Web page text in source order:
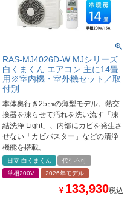
RAS-MJ4026D-W MJシリーズ
白くまくん エアコン 主に14畳
用※室内機・室外機セット／取
付別
本体奥行き25㎝の薄型モデル。熱交
換器を凍らせて汚れを洗い流す「凍
結洗浄 Light」、内部にカビを発生さ
せない「カビバスター」などの清浄
機能を搭載。
日立 白くまくん
代引不可
単相200V
2026年モデル
¥ 133,930税込